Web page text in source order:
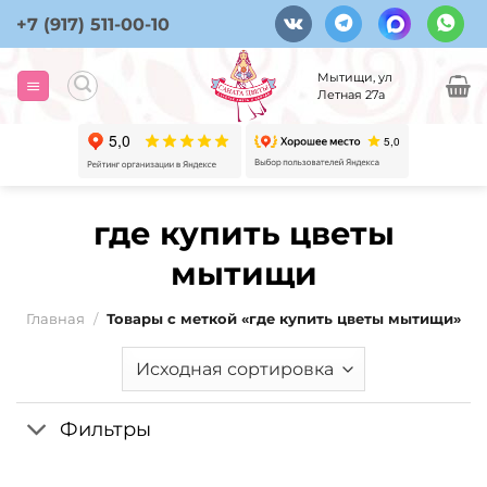
Skip
content
+7 (917) 511-00-10
Мытищи, ул
Летная 27а
где купить цветы
мытищи
Главная / Товары с меткой «где купить цветы мытищи»
Фильтры